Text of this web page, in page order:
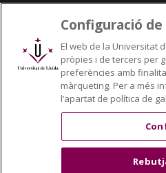
Enllaços UdL
Xarxes universitàries
Configuració
El web de la Universitat
pròpies i de tercers per
preferències amb
màrqueting. Per a més
l’apartat de política de